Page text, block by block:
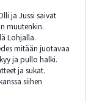
ja Jussi saivat
muutenkin.
Lohjalla.
mitään juotavaa
ja pullo halki.
ja sukat.
siihen